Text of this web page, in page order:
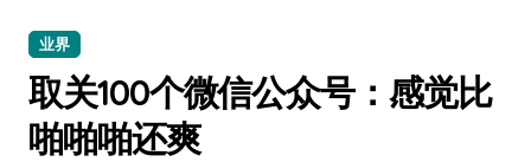
业界
取关100个微信公众号：感觉比
啪啪啪还爽